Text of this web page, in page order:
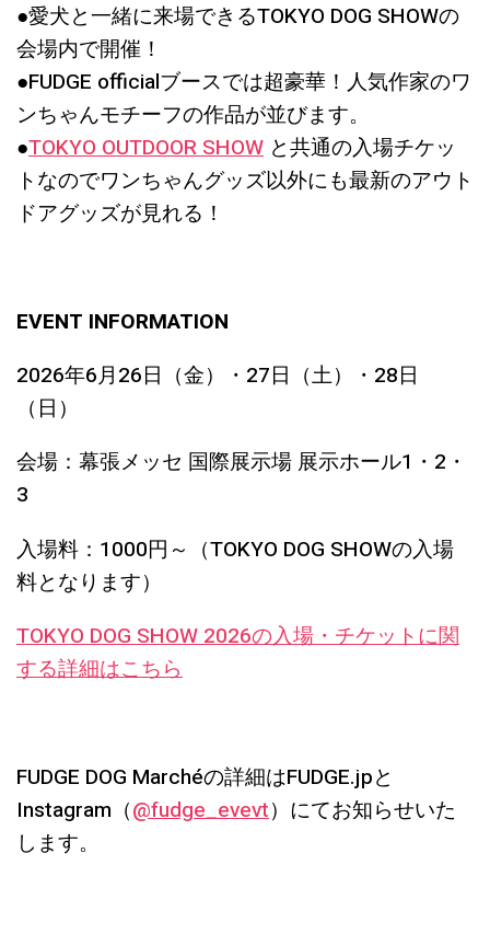
●愛犬と一緒に来場できるTOKYO DOG SHOWの
会場内で開催！
●FUDGE officialブースでは超豪華！人気作家のワ
ンちゃんモチーフの作品が並びます。
●TOKYO OUTDOOR SHOWと共通の入場チケッ
トなのでワンちゃんグッズ以外にも最新のアウト
ドアグッズが見れる！
EVENT INFORMATION
2026年6月26日（金）・27日（土）・28日
（日）
会場：幕張メッセ 国際展示場 展示ホール1・2・
3
入場料：1000円～（TOKYO DOG SHOWの入場
料となります）
TOKYO DOG SHOW 2026の入場・チケットに関
する詳細はこちら
FUDGE DOG Marchéの詳細はFUDGE.jpと
Instagram（@fudge_evevt）にてお知らせいた
します。